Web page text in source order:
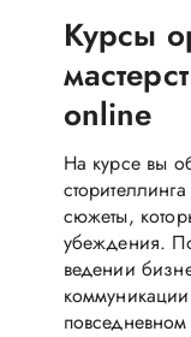
Курсы
online
На курсе вы
сюжеты,
убеждения.
ведении